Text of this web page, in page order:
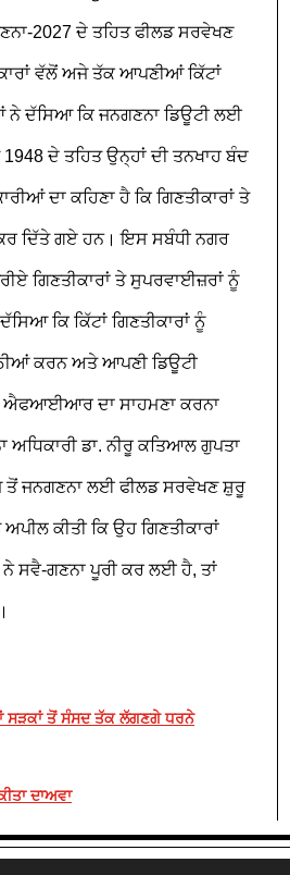
2027 ਦੇ ਤਹਿਤ ਫੀਲਡ ਸਰਵੇਖਣ
ਵੱਲੋਂ ਅਜੇ ਤੱਕ ਆਪਣੀਆਂ ਕਿੱਟਾਂ
ਦੱਸਿਆ ਕਿ ਜਨਗਣਨਾ ਡਿਊਟੀ ਲਈ
ਦੇ ਤਹਿਤ ਉਨ੍ਹਾਂ ਦੀ ਤਨਖਾਹ ਬੰਦ
ਦਾ ਕਹਿਣਾ ਹੈ ਕਿ ਗਿਣਤੀਕਾਰਾਂ ਤੇ
ਦਿੱਤੇ ਗਏ ਹਨ। ਇਸ ਸਬੰਧੀ ਨਗਰ
ਗਿਣਤੀਕਾਰਾਂ ਤੇ ਸੁਪਰਵਾਈਜ਼ਰਾਂ ਨੂੰ
ਕਿ ਕਿੱਟਾਂ ਗਿਣਤੀਕਾਰਾਂ ਨੂੰ
ਕਰਨ ਅਤੇ ਆਪਣੀ ਡਿਊਟੀ
ਐਫਆਈਆਰ ਦਾ ਸਾਹਮਣਾ ਕਰਨਾ
ਡਾ. ਨੀਰੂ ਕਤਿਆਲ ਗੁਪਤਾ
ਤੋਂ ਜਨਗਣਨਾ ਲਈ ਫੀਲਡ ਸਰਵੇਖਣ ਸ਼ੁਰੂ
ਕੀਤੀ ਕਿ ਉਹ ਗਿਣਤੀਕਾਰਾਂ
ਸਵੈ-ਗਣਨਾ ਪੂਰੀ ਕਰ ਲਈ ਹੈ, ਤਾਂ
ਸੜਕਾਂ ਤੋਂ ਸੰਸਦ ਤੱਕ ਲੱਗਣਗੇ ਧਰਨੇ
ਦਾਅਵਾ